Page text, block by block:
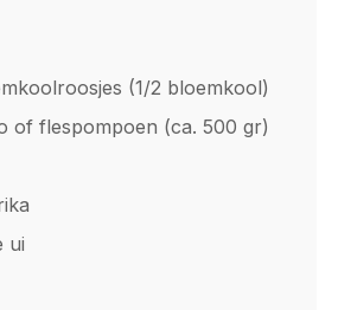
(1/2 bloemkool)
of flespompoen (ca. 500 gr)
ui